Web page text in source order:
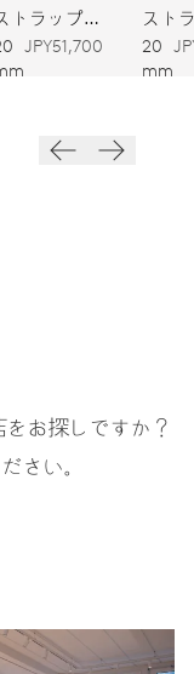
トラップ
レー
JPY51,700
スト
オリ
20
mm
をお探しですか？
さい。